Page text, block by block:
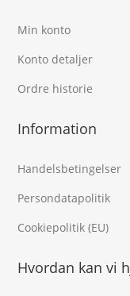
Min konto
Konto detaljer
Ordre historie
Information
Handelsbetingelser
Persondatapolitik
Cookiepolitik (EU)
Hvordan kan vi